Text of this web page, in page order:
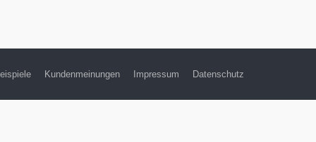
Kundenmeinungen Impressum Datenschutz